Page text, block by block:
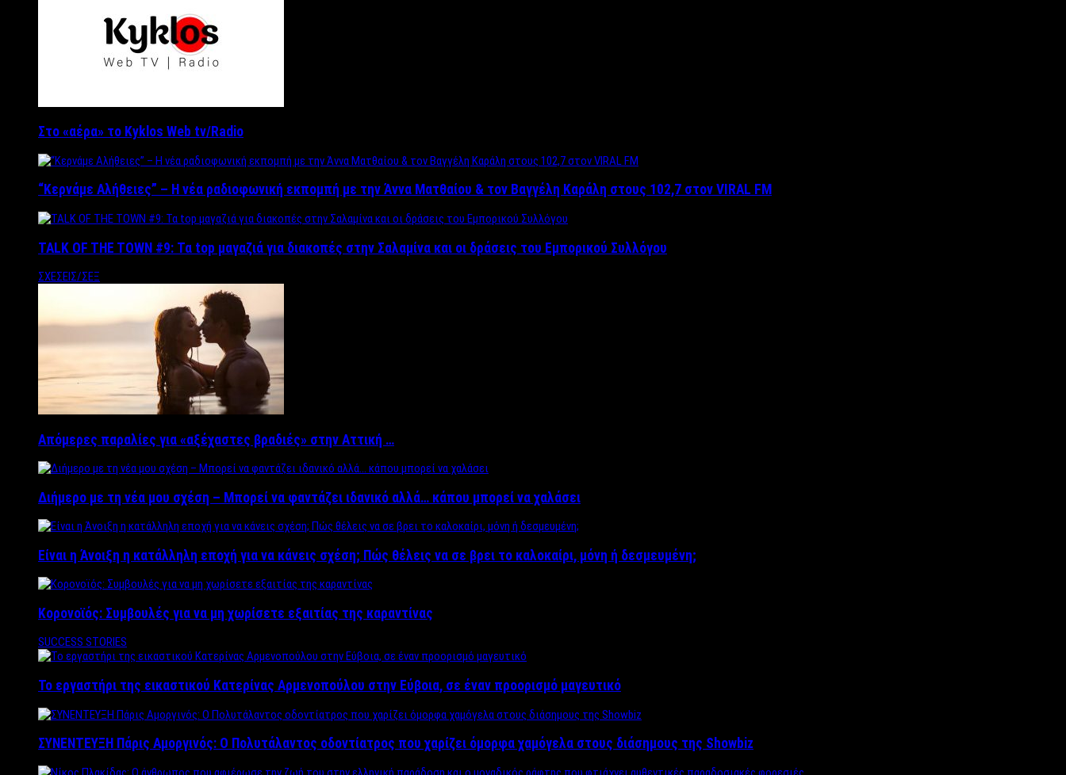
Στο «αέρα» το Kyklos Web tv/Radio
“Kερνάμε Αλήθειες” – Η νέα ραδιοφωνική εκπομπή με την Άννα Ματθαίου & τον Βαγγέλη Καράλη στους 102,7 στον VIRAL FM
TALK OF THE TOWN #9: Τα top μαγαζιά για διακοπές στην Σαλαμίνα και οι δράσεις του Εμπορικού Συλλόγου
ΣΧΕΣΕΙΣ/ΣΕΞ
Απόμερες παραλίες για «αξέχαστες βραδιές» στην Αττική …
Διήμερο με τη νέα μου σχέση – Μπορεί να φαντάζει ιδανικό αλλά… κάπου μπορεί να χαλάσει
Είναι η Άνοιξη η κατάλληλη εποχή για να κάνεις σχέση; Πώς θέλεις να σε βρει το καλοκαίρι, μόνη ή δεσμευμένη;
Κορονοϊός: Συμβουλές για να μη χωρίσετε εξαιτίας της καραντίνας
SUCCESS STORIES
Το εργαστήρι της εικαστικού Κατερίνας Αρμενοπούλου στην Εύβοια, σε έναν προορισμό μαγευτικό
ΣΥΝΕΝΤΕΥΞΗ Πάρις Αμοργινός: O Πολυτάλαντος οδοντίατρος που χαρίζει όμορφα χαμόγελα στους διάσημους της Showbiz